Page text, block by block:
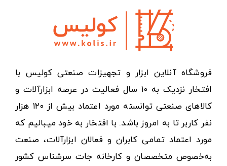
فروشگاه آنلاین ابزار و تجهیزات صنعتی کولیس با
افتخار نزدیک به ۱۰ سال فعالیت در عرصه ابزارآلات و
کالاهای صنعتی توانسته مورد اعتماد بیش از ۱۲۰ هزار
نفر کاربر تا به امروز باشد. با افتخار به خود میبالیم که
مورد اعتماد تمامی کابران و فعالان ابزارآلات، صنعت
به‌خصوص متخصصان و کارخانه جات سرشناس کشور